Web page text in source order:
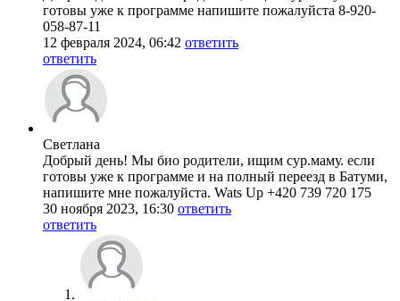
готовы уже к программе напишите пожалуйста 8-920-
058-87-11
12 февраля 2024, 06:42 ответить
ответить
Светлана
Добрый день! Мы био родители, ищим сур.маму. если
готовы уже к программе и на полный переезд в Батуми,
напишите мне пожалуйста. Wats Up +420 739 720 175
30 ноября 2023, 16:30 ответить
ответить